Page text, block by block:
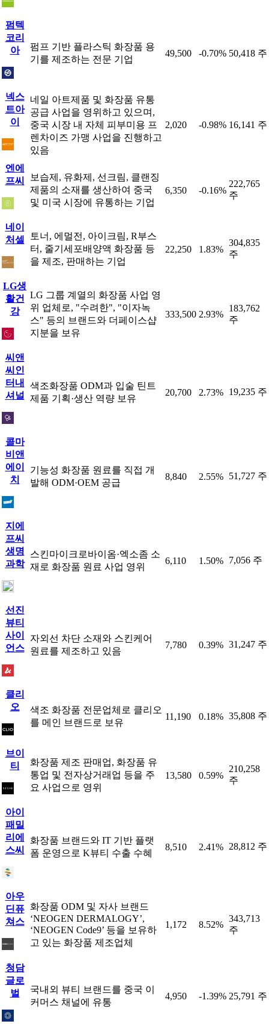
펌텍
코리
아
펌프 기반 플라스틱 화장품 용
기를 제조하는 전문 기업
49,500 -0.70% 50,418 주
넥스
트아
이
네일 아트제품 및 화장품 유통
공급 사업을 영위하고 있으며,
중국 시장 내 자체 피부미용 프
렌차이즈 가맹 사업을 진행하고
있음
2,020 -0.98% 16,141 주
엔에
프씨
보습제, 유화제, 선크림, 클랜징
제품의 소재를 생산하여 중국
및 미국 시장에 유통하는 기업
6,350 -0.16%
222,765
주
네이
처셀
토너, 에멀전, 아이크림, R부스
터, 줄기세포배양액 화장품 등
을 제조, 판매하는 기업
22,250 1.83%
304,835
주
LG생
활건
강
LG 그룹 계열의 화장품 사업 영
위 업체로, "수려한", "이자녹
스" 등의 브랜드와 더페이스샵
지분을 보유
333,500 2.93%
183,762
주
씨앤
씨인
터내
셔널
색조화장품 ODM과 입술 틴트
제품 기획·생산 역량 보유
20,700 2.73% 19,235 주
콜마
비앤
에이
치
기능성 화장품 원료를 직접 개
발해 ODM·OEM 공급
8,840 2.55% 51,727 주
지에
프씨
생명
과학
스킨마이크로바이옴·엑소좀 소
재로 화장품 원료 사업 영위
6,110 1.50% 7,056 주
선진
뷰티
사이
언스
자외선 차단 소재와 스킨케어
원료를 제조하고 있음
7,780 0.39% 31,247 주
클리
오
색조 화장품 전문업체로 클리오
를 메인 브랜드로 보유
11,190 0.18% 35,808 주
브이
티
화장품 제조 판매업, 화장품 유
통업 및 전자상거래업 등을 주
요 사업으로 영위
13,580 0.59%
210,258
주
아이
패밀
리에
스씨
화장품 브랜드와 IT 기반 플랫
폼 운영으로 K뷰티 수출 수혜
8,510 2.41% 28,812 주
아우
딘퓨
쳐스
화장품 ODM 및 자사 브랜드
‘NEOGEN DERMALOGY’,
‘NEOGEN Code9’ 등을 보유하
고 있는 화장품 제조업체
1,172 8.52%
343,713
주
청담
글로
벌
국내외 뷰티 브랜드를 중국 이
커머스 채널에 유통
4,950 -1.39% 25,791 주